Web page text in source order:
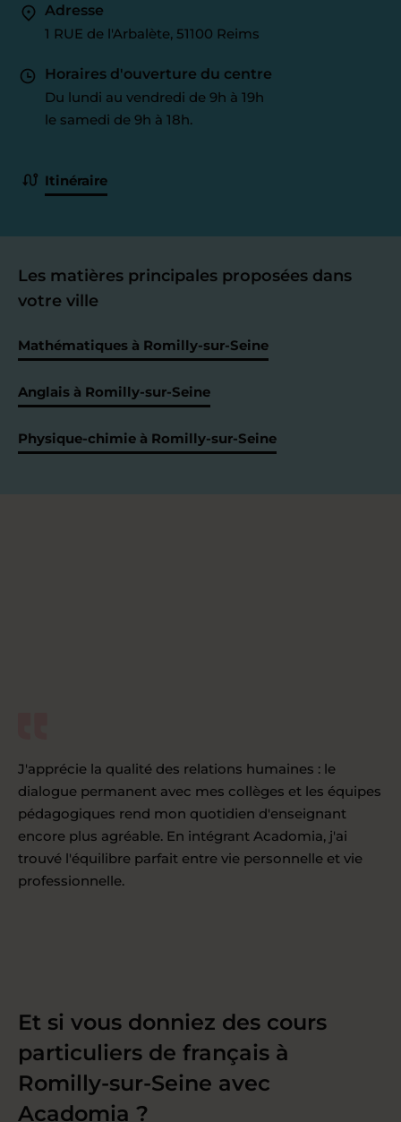
Adresse
1 RUE de l'Arbalète, 51100 Reims
Horaires d'ouverture du centre
Du lundi au vendredi de 9h à 19h
le samedi de 9h à 18h.
Itinéraire
Les matières principales proposées dans
votre ville
Mathématiques à Romilly-sur-Seine
Anglais à Romilly-sur-Seine
Physique-chimie à Romilly-sur-Seine
J'apprécie la qualité des relations humaines : le
dialogue permanent avec mes collèges et les équipes
pédagogiques rend mon quotidien d'enseignant
encore plus agréable. En intégrant Acadomia, j'ai
trouvé l'équilibre parfait entre vie personnelle et vie
professionnelle.
Et si vous donniez des cours
particuliers de français à
Romilly-sur-Seine avec
Acadomia ?